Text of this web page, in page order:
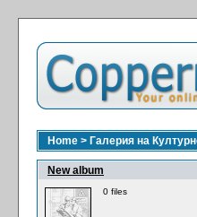
Home > Галерия на
New album
0 files